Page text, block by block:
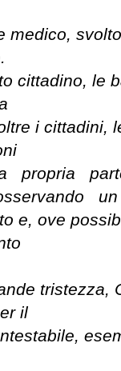
cittadino, le
i cittadini,
propria
un
e, ove
tristezza,
il